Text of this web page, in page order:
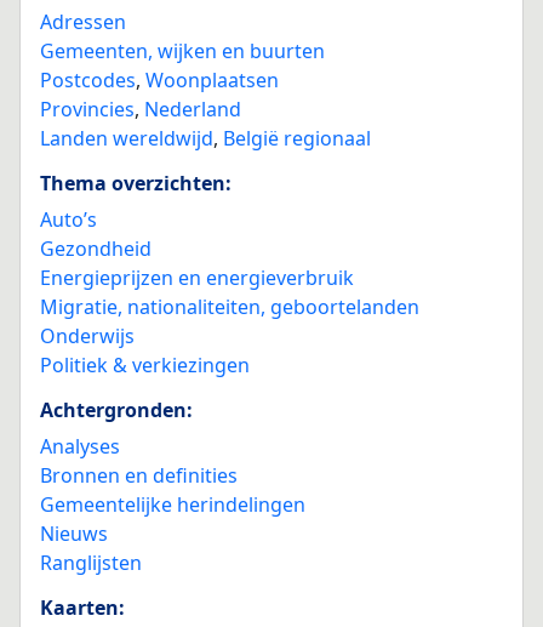
Adressen
Gemeenten, wijken en buurten
Postcodes, Woonplaatsen
Provincies, Nederland
Landen wereldwijd, België regionaal
Thema overzichten:
Auto’s
Gezondheid
Energieprijzen en energieverbruik
Migratie, nationaliteiten, geboortelanden
Onderwijs
Politiek & verkiezingen
Achtergronden:
Analyses
Bronnen en definities
Gemeentelijke herindelingen
Nieuws
Ranglijsten
Kaarten: